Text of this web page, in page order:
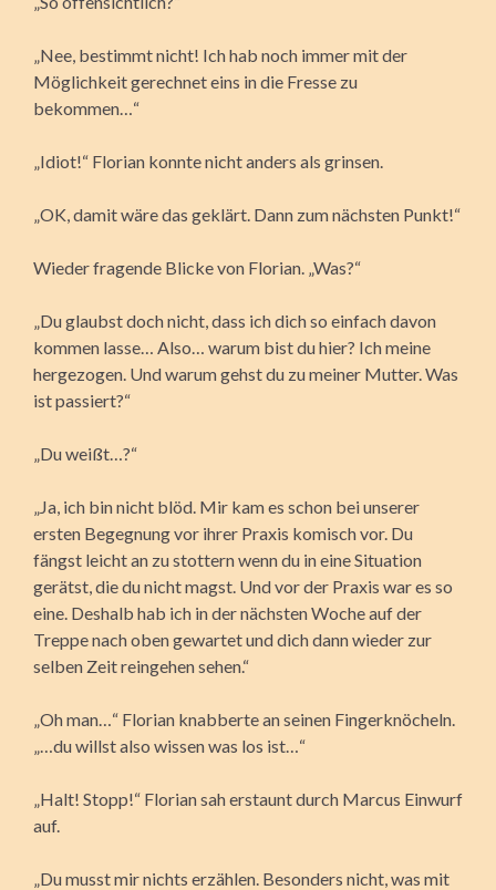
„Nee, bestimmt nicht! Ich hab noch immer mit der
Möglichkeit gerechnet eins in die Fresse zu
bekommen…“
„Idiot!“ Florian konnte nicht anders als grinsen.
„OK, damit wäre das geklärt. Dann zum nächsten Punkt!“
Wieder fragende Blicke von Florian. „Was?“
„Du glaubst doch nicht, dass ich dich so einfach davon
kommen lasse… Also… warum bist du hier? Ich meine
hergezogen. Und warum gehst du zu meiner Mutter. Was
ist passiert?“
„Du weißt…?“
„Ja, ich bin nicht blöd. Mir kam es schon bei unserer
ersten Begegnung vor ihrer Praxis komisch vor. Du
fängst leicht an zu stottern wenn du in eine Situation
gerätst, die du nicht magst. Und vor der Praxis war es so
eine. Deshalb hab ich in der nächsten Woche auf der
Treppe nach oben gewartet und dich dann wieder zur
selben Zeit reingehen sehen.“
„Oh man…“ Florian knabberte an seinen Fingerknöcheln.
„…du willst also wissen was los ist…“
„Halt! Stopp!“ Florian sah erstaunt durch Marcus Einwurf
auf.
„Du musst mir nichts erzählen. Besonders nicht, was mit